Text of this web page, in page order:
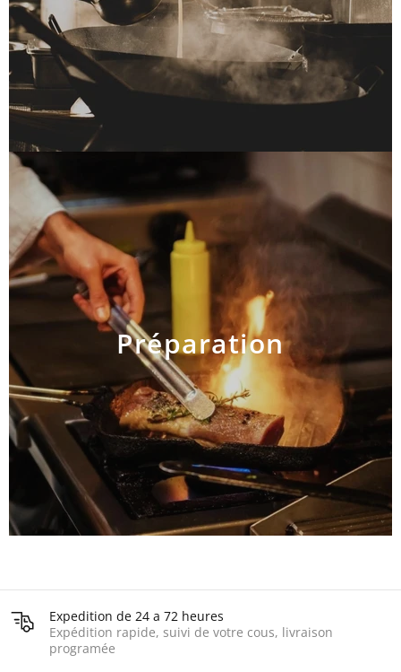
Préparation
AJOUTER AU PANIER
Expedition de 24 a 72 heures
Expédition rapide, suivi de votre cous, livraison
programée